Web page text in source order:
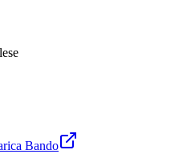
Bando